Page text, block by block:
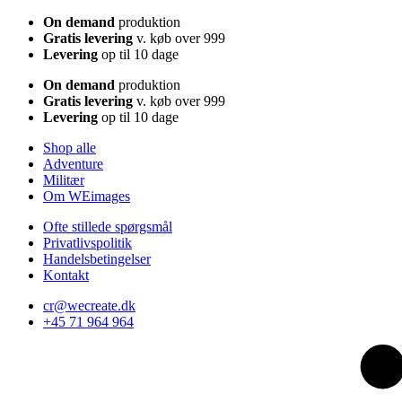
On demand produktion
Gratis levering v. køb over 999
Levering op til 10 dage
On demand produktion
Gratis levering v. køb over 999
Levering op til 10 dage
Shop alle
Adventure
Militær
Om WEimages
Ofte stillede spørgsmål
Privatlivspolitik
Handelsbetingelser
Kontakt
cr@wecreate.dk
+45 71 964 964